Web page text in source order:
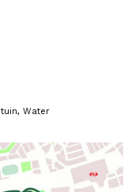
tuin, Water